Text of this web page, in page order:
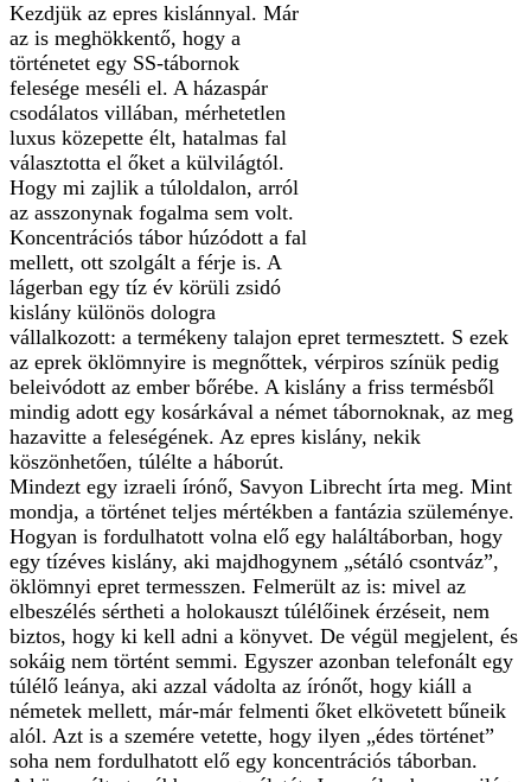
Kezdjük az epres kislánnyal. Már
az is meghökkentő, hogy a
történetet egy SS-tábornok
felesége meséli el. A házaspár
csodálatos villában, mérhetetlen
luxus közepette élt, hatalmas fal
választotta el őket a külvilágtól.
Hogy mi zajlik a túloldalon, arról
az asszonynak fogalma sem volt.
Koncentrációs tábor húzódott a fal
mellett, ott szolgált a férje is. A
lágerban egy tíz év körüli zsidó
kislány különös dologra
vállalkozott: a termékeny talajon epret termesztett. S ezek
az eprek öklömnyire is megnőttek, vérpiros színük pedig
beleivódott az ember bőrébe. A kislány a friss termésből
mindig adott egy kosárkával a német tábornoknak, az meg
hazavitte a feleségének. Az epres kislány, nekik
köszönhetően, túlélte a háborút.
Mindezt egy izraeli írónő, Savyon Librecht írta meg. Mint
mondja, a történet teljes mértékben a fantázia szüleménye.
Hogyan is fordulhatott volna elő egy haláltáborban, hogy
egy tízéves kislány, aki majdhogynem „sétáló csontváz”,
öklömnyi epret termesszen. Felmerült az is: mivel az
elbeszélés sértheti a holokauszt túlélőinek érzéseit, nem
biztos, hogy ki kell adni a könyvet. De végül megjelent, és
sokáig nem történt semmi. Egyszer azonban telefonált egy
túlélő leánya, aki azzal vádolta az írónőt, hogy kiáll a
németek mellett, már-már felmenti őket elkövetett bűneik
alól. Azt is a szemére vetette, hogy ilyen „édes történet”
soha nem fordulhatott elő egy koncentrációs táborban.